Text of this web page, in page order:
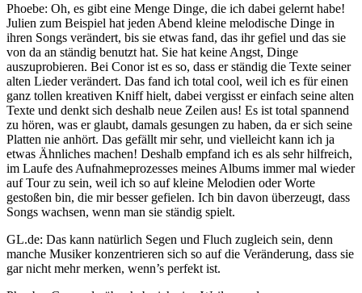
Phoebe: Oh, es gibt eine Menge Dinge, die ich dabei gelernt habe!
Julien zum Beispiel hat jeden Abend kleine melodische Dinge in
ihren Songs verändert, bis sie etwas fand, das ihr gefiel und das sie
von da an ständig benutzt hat. Sie hat keine Angst, Dinge
auszuprobieren. Bei Conor ist es so, dass er ständig die Texte seiner
alten Lieder verändert. Das fand ich total cool, weil ich es für einen
ganz tollen kreativen Kniff hielt, dabei vergisst er einfach seine alten
Texte und denkt sich deshalb neue Zeilen aus! Es ist total spannend
zu hören, was er glaubt, damals gesungen zu haben, da er sich seine
Platten nie anhört. Das gefällt mir sehr, und vielleicht kann ich ja
etwas Ähnliches machen! Deshalb empfand ich es als sehr hilfreich,
im Laufe des Aufnahmeprozesses meines Albums immer mal wieder
auf Tour zu sein, weil ich so auf kleine Melodien oder Worte
gestoßen bin, die mir besser gefielen. Ich bin davon überzeugt, dass
Songs wachsen, wenn man sie ständig spielt.
GL.de: Das kann natürlich Segen und Fluch zugleich sein, denn
manche Musiker konzentrieren sich so auf die Veränderung, dass sie
gar nicht mehr merken, wenn’s perfekt ist.